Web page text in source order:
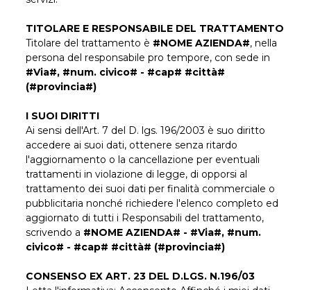
TITOLARE E RESPONSABILE DEL TRATTAMENTO
Titolare del trattamento è #NOME AZIENDA#, nella
persona del responsabile pro tempore, con sede in
#Via#, #num. civico# - #cap# #città#
(#provincia#)
I SUOI DIRITTI
Ai sensi dell'Art. 7 del D. lgs. 196/2003 è suo diritto
accedere ai suoi dati, ottenere senza ritardo
l'aggiornamento o la cancellazione per eventuali
trattamenti in violazione di legge, di opporsi al
trattamento dei suoi dati per finalità commerciale o
pubblicitaria nonché richiedere l'elenco completo ed
aggiornato di tutti i Responsabili del trattamento,
scrivendo a #NOME AZIENDA# - #Via#, #num.
civico# - #cap# #città# (#provincia#)
CONSENSO EX ART. 23 DEL D.LGS. N.196/03